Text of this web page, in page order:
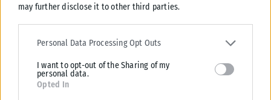
may further disclose it to other third parties.
Please note that this website/app uses one or more Google
services and may gather and store information including but not
deny consent to Google and its third-party tags to use your data
for below specified purposes in below Google consent section.
Personal Data Processing Opt Outs
I want to opt-out of the Sharing of my
personal data.
Opted In
Αγιοπαυλίτικα 2026: Εκδηλώσεις στις 28 και 29 Ιουνίου στον